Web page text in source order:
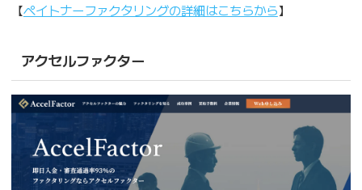
【ペイトナーファクタリングの詳細はこちらから】
アクセルファクター